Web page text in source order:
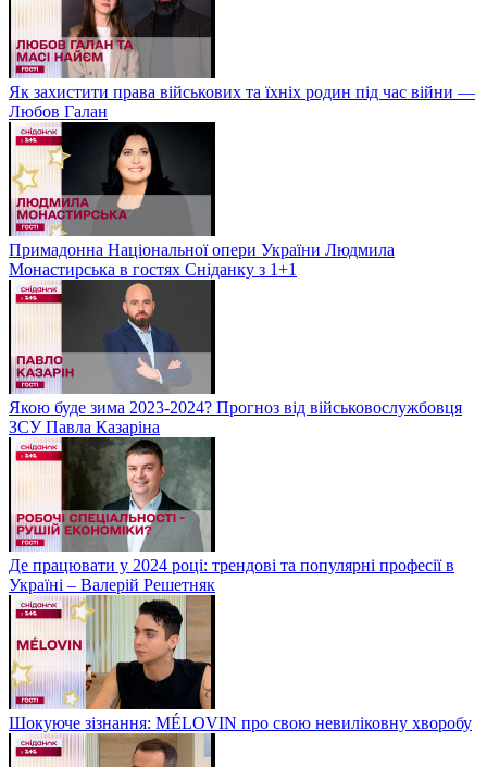
Як захистити права військових та їхніх родин під час війни —
Любов Галан
Примадонна Національної опери України Людмила
Монастирська в гостях Сніданку з 1+1
Якою буде зима 2023-2024? Прогноз від військовослужбовця
ЗСУ Павла Казаріна
Де працювати у 2024 році: трендові та популярні професії в
Україні – Валерій Решетняк
Шокуюче зізнання: MÉLOVIN про свою невиліковну хворобу